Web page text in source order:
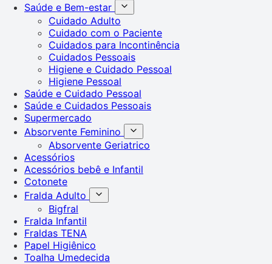
Saúde e Bem-estar
Cuidado Adulto
Cuidado com o Paciente
Cuidados para Incontinência
Cuidados Pessoais
Higiene e Cuidado Pessoal
Higiene Pessoal
Saúde e Cuidado Pessoal
Saúde e Cuidados Pessoais
Supermercado
Absorvente Feminino
Absorvente Geriatrico
Acessórios
Acessórios bebê e Infantil
Cotonete
Fralda Adulto
Bigfral
Fralda Infantil
Fraldas TENA
Papel Higiênico
Toalha Umedecida